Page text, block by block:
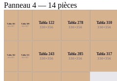
Panneau 4 — 14 pièces
Tabla 301
161×357
Tabla 302
161×357
Tabla 309
161×357
Tabla 315
161×357
Tabla 122
330×356
Tabla 243
330×356
Tabla 278
330×356
Tabla 285
330×356
Tabla 310
330×356
Tabla 317
330×356